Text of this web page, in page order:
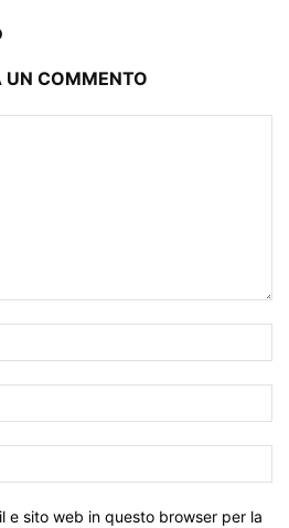
UN COMMENTO
e sito web in questo browser per la